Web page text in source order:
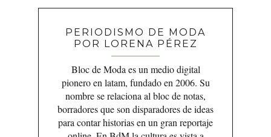
PERIODISMO DE MODA
POR LORENA PÉREZ
Bloc de Moda es un medio digital
pionero en latam, fundado en 2006. Su
nombre se relaciona al bloc de notas,
borradores que son disparadores de ideas
para contar historias en un gran reportaje